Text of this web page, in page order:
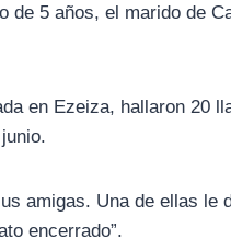
5 años, el marido de
en Ezeiza, hallaron 20
amigas. Una de ellas le
encerrado”.